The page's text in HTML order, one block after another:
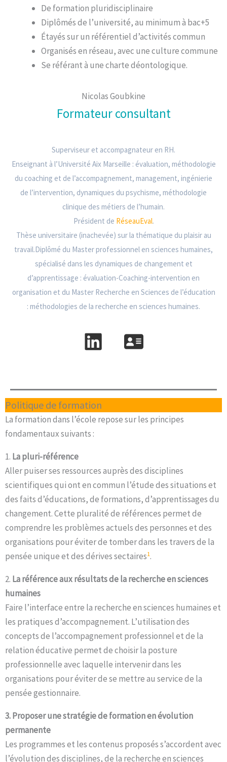
De formation pluridisciplinaire
Diplômés de l’université, au minimum à bac+5
Étayés sur un référentiel d’activités commun
Organisés en réseau, avec une culture commune
Se référant à une charte déontologique.
Nicolas Goubkine
Formateur consultant
Superviseur et accompagnateur en RH.
Enseignant à l’Université Aix Marseille : évaluation, méthodologie
du coaching et de l’accompagnement, management, ingénierie
de l’intervention, dynamiques du psychisme, méthodologie
clinique des métiers de l’humain.
Président de RéseauEval.
Thèse universitaire (inachevée) sur la thématique du plaisir au
travail.Diplômé du Master professionnel en sciences humaines,
spécialisé dans les dynamiques de changement et
d’apprentissage : évaluation-Coaching-intervention en
organisation et du Master Recherche en Sciences de l’éducation
: méthodologies de la recherche en sciences humaines.
Politique de formation
La formation dans l’école repose sur les principes
fondamentaux suivants :
1. La pluri-référence
Aller puiser ses ressources auprès des disciplines
scientifiques qui ont en commun l’étude des situations et
des faits d’éducations, de formations, d’apprentissages du
changement. Cette pluralité de références permet de
comprendre les problèmes actuels des personnes et des
organisations pour éviter de tomber dans les travers de la
pensée unique et des dérives sectaires1.
2. La référence aux résultats de la recherche en sciences
humaines
Faire l’interface entre la recherche en sciences humaines et
les pratiques d’accompagnement. L’utilisation des
concepts de l’accompagnement professionnel et de la
relation éducative permet de choisir la posture
professionnelle avec laquelle intervenir dans les
organisations pour éviter de se mettre au service de la
pensée gestionnaire.
3. Proposer une stratégie de formation en évolution
permanente
Les programmes et les contenus proposés s’accordent avec
l’évolution des disciplines, de la recherche en sciences